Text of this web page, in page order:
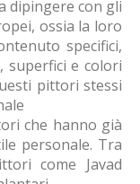
dipingere con gli
ossia la loro
specifici,
superfici e colori
pittori stessi
che hanno già
personale. Tra
come Javad